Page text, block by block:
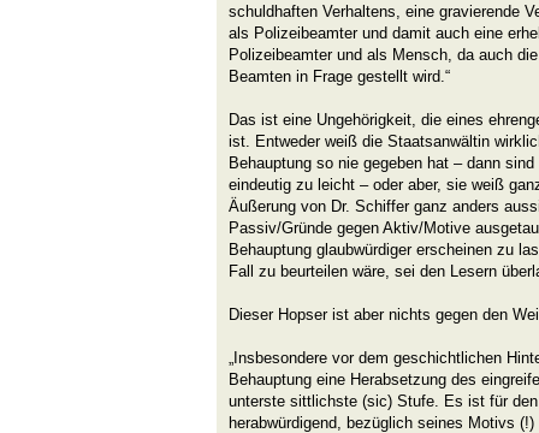
schuldhaften Verhaltens, eine gravierende
als Polizeibeamter und damit auch eine
Polizeibeamter und als Mensch, da auch
Beamten in Frage gestellt wird.“
Das ist eine Ungehörigkeit, die eines
ist. Entweder weiß die Staatsanwältin
Behauptung so nie gegeben hat – dann
eindeutig zu leicht – oder aber, sie weiß
Äußerung von Dr. Schiffer ganz anders
Passiv/Gründe gegen Aktiv/Motive
Behauptung glaubwürdiger erscheinen zu
Fall zu beurteilen wäre, sei den Lesern
Dieser Hopser ist aber nichts gegen den
„Insbesondere vor dem geschichtlichen
Behauptung eine Herabsetzung des
unterste sittlichste (sic) Stufe. Es ist für
herabwürdigend, bezüglich seines Motivs